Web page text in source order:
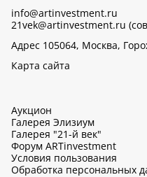
info@artinvestment.ru
21vek@artinvestment.ru
Адрес 105064, Москва,
Карта сайта
Аукцион
Галерея Элизиум
Галерея "21-й век"
Форум ARTinvestment
Условия пользования
Обработка персональных